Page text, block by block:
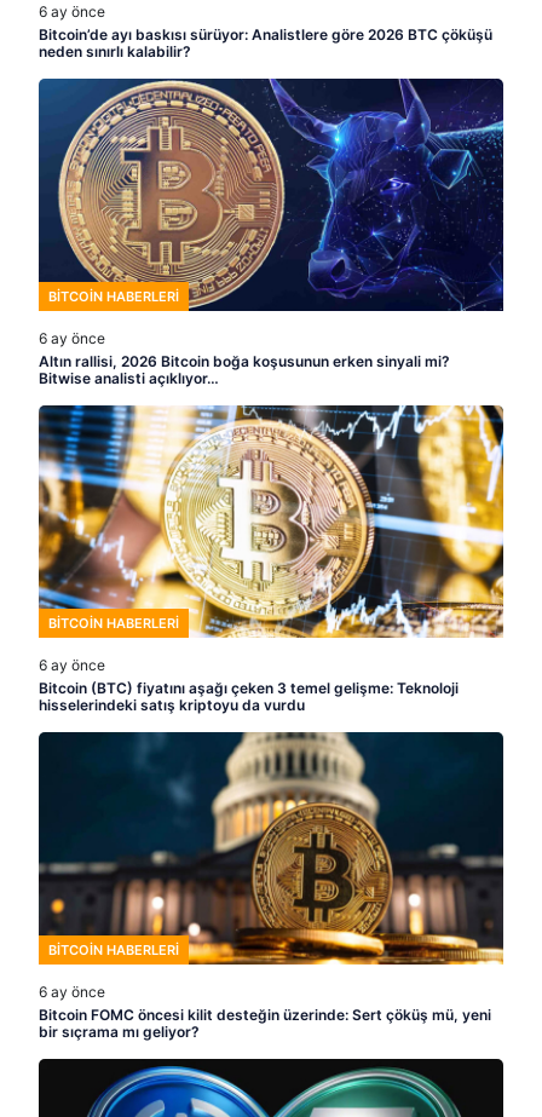
6 ay önce
Bitcoin’de ayı baskısı sürüyor: Analistlere göre 2026 BTC çöküşü
neden sınırlı kalabilir?
BITCOIN HABERLERI
6 ay önce
Altın rallisi, 2026 Bitcoin boğa koşusunun erken sinyali mi?
Bitwise analisti açıklıyor…
BITCOIN HABERLERI
6 ay önce
Bitcoin (BTC) fiyatını aşağı çeken 3 temel gelişme: Teknoloji
hisselerindeki satış kriptoyu da vurdu
BITCOIN HABERLERI
6 ay önce
Bitcoin FOMC öncesi kilit desteğin üzerinde: Sert çöküş mü, yeni
bir sıçrama mı geliyor?